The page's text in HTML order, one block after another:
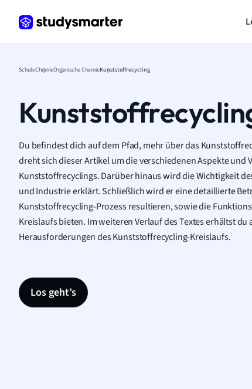
SchuleChemieOrganische ChemieKunststoffrecycling
Du befindest dich auf dem Pfad, mehr über das
dreht sich dieser Artikel um die verschiedenen Aspekte und
Kunststoffrecyclings. Darüber hinaus wird die Wichtigkeit
und Industrie erklärt. Schließlich wird er eine detaillierte
Kunststoffrecycling-Prozess resultieren, sowie die
Kreislaufs bieten. Im weiteren Verlauf des Textes erhältst
Herausforderungen des Kunststoffrecycling-Kreislaufs.
Los geht’s